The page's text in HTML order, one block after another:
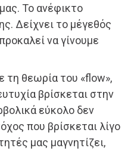
Το ανέφικτο
Δείχνει το μέγεθός
να γίνουμε
τη θεωρία του «flow»,
βρίσκεται στην
εύκολο δεν
που βρίσκεται λίγο
μας μαγνητίζει,